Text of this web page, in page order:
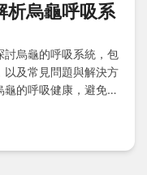
析烏龜呼吸系
討烏龜的呼吸系統，包
以及常見問題與解決方
的呼吸健康，避免疾